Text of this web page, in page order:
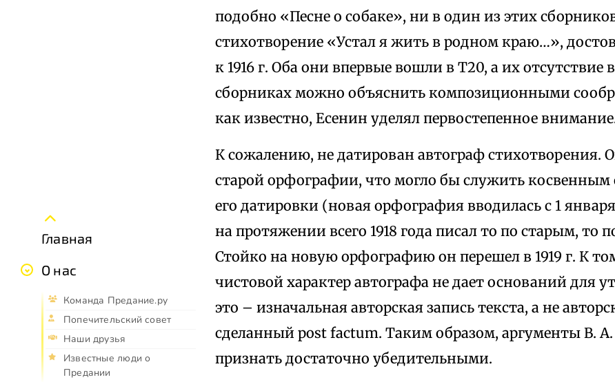
Главная
О нас
Команда Предание.ру
Попечительский совет
Наши друзья
Известные люди о
Предании
подобно «Песне о собаке», ни в один из этих
стихотворение «Устал я жить в родном краю…»,
к 1916 г. Оба они впервые вошли в Т20, а их
сборниках можно объяснить композиционными
как известно, Есенин уделял первостепенное
К сожалению, не датирован автограф стихотворения.
старой орфографии, что могло бы служить косвенным
его датировки (новая орфография вводилась с 1 января
на протяжении всего 1918 года писал то по старым, то
Стойко на новую орфографию он перешел в 1919 г. К
чистовой характер автографа не дает оснований для
это – изначальная авторская запись текста, а не
сделанный post factum. Таким образом, аргументы В.
признать достаточно убедительными.